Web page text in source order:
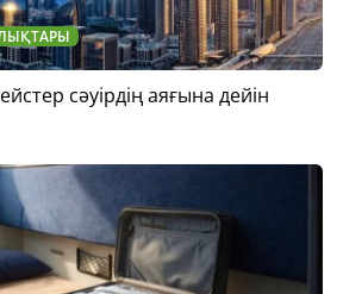
сәуірдің аяғына дейін